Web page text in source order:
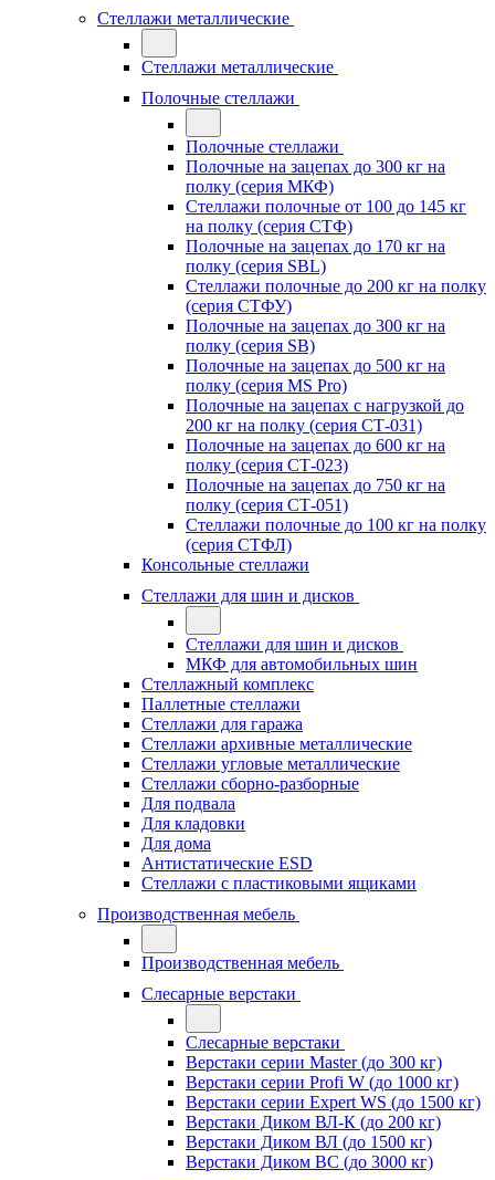
Стеллажи металлические
Стеллажи металлические
Полочные стеллажи
Полочные стеллажи
Полочные на зацепах до 300 кг на
полку (серия МКФ)
Стеллажи полочные от 100 до 145 кг
на полку (серия СТФ)
Полочные на зацепах до 170 кг на
полку (серия SBL)
Стеллажи полочные до 200 кг на полку
(серия СТФУ)
Полочные на зацепах до 300 кг на
полку (серия SB)
Полочные на зацепах до 500 кг на
полку (серия MS Pro)
Полочные на зацепах с нагрузкой до
200 кг на полку (серия СТ-031)
Полочные на зацепах до 600 кг на
полку (серия СТ-023)
Полочные на зацепах до 750 кг на
полку (серия СТ-051)
Стеллажи полочные до 100 кг на полку
(серия СТФЛ)
Консольные стеллажи
Стеллажи для шин и дисков
Стеллажи для шин и дисков
МКФ для автомобильных шин
Стеллажный комплекс
Паллетные стеллажи
Стеллажи для гаража
Стеллажи архивные металлические
Стеллажи угловые металлические
Стеллажи сборно-разборные
Для подвала
Для кладовки
Для дома
Антистатические ESD
Стеллажи с пластиковыми ящиками
Производственная мебель
Производственная мебель
Слесарные верстаки
Слесарные верстаки
Верстаки серии Master (до 300 кг)
Верстаки серии Profi W (до 1000 кг)
Верстаки серии Expert WS (до 1500 кг)
Верстаки Диком ВЛ-К (до 200 кг)
Верстаки Диком ВЛ (до 1500 кг)
Верстаки Диком ВС (до 3000 кг)